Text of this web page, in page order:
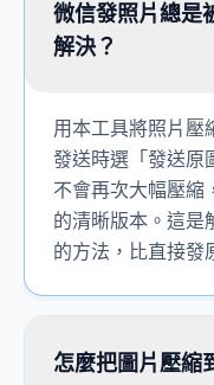
微信發照片總是
解決？
用本工具將照片壓
發送時選「發送原
不會再次大幅壓縮
的清晰版本。這是
的方法，比直接發
怎麼把圖片壓縮